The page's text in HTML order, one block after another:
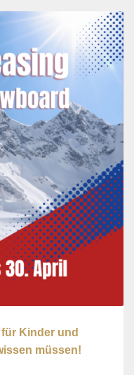
Kinder und
müssen!